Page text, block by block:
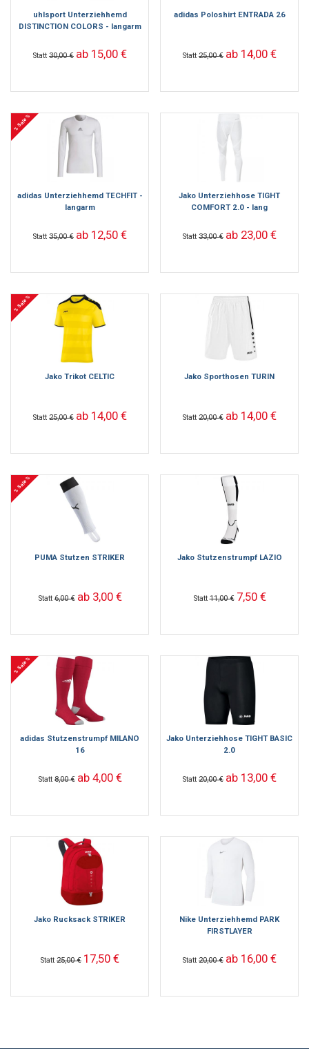
uhlsport Unterziehhemd
DISTINCTION COLORS - langarm
Statt 30,00 € ab 15,00 €
adidas Poloshirt ENTRADA 26
Statt 25,00 € ab 14,00 €
% Sale %
adidas Unterziehhemd TECHFIT -
langarm
Statt 35,00 € ab 12,50 €
Jako Unterziehhose TIGHT
COMFORT 2.0 - lang
Statt 33,00 € ab 23,00 €
% Sale %
Jako Trikot CELTIC
Statt 25,00 € ab 14,00 €
Jako Sporthosen TURIN
Statt 20,00 € ab 14,00 €
% Sale %
PUMA Stutzen STRIKER
Statt6,00 € ab 3,00 €
Jako Stutzenstrumpf LAZIO
Statt11,00 € 7,50 €
% Sale %
adidas Stutzenstrumpf MILANO
16
Statt8,00 € ab 4,00 €
Jako Unterziehhose TIGHT BASIC
2.0
Statt 20,00 € ab 13,00 €
Jako Rucksack STRIKER
Statt 25,00 € 17,50 €
Nike Unterziehhemd PARK
FIRSTLAYER
Statt 20,00 € ab 16,00 €